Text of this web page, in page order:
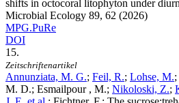
shifts in octocoral litophyton under
Microbial Ecology 89, 62 (2026)
MPG.PuRe
DOI
15.
Zeitschriftenartikel
Annunziata, M. G.; Feil, R.; Lohse, M.;
M. D.; Esmailpour , M.; Nikoloski, Z.;